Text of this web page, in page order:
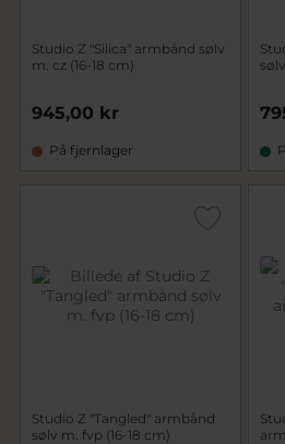
Studio Z "Silica" armbånd sølv
m. cz (16-18 cm)
945,00 kr
På fjernlager
Studio Z "Tangled" armbånd
sølv m. fvp (16-18 cm)